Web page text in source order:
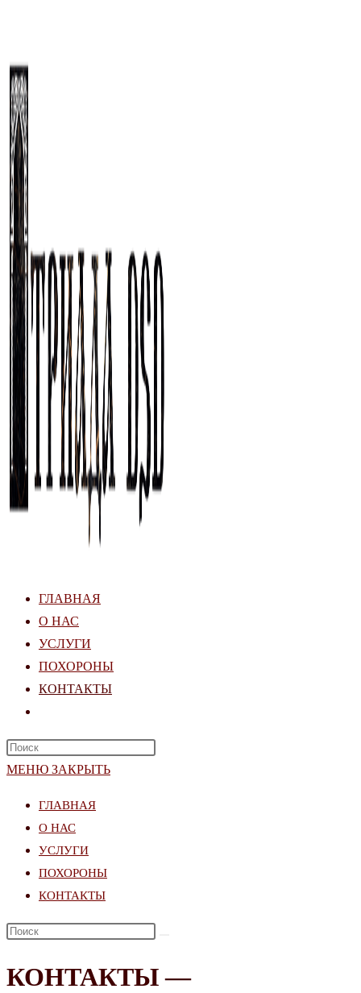
СОДЕРЖИМОМУ
ГЛАВНАЯ
О НАС
УСЛУГИ
ПОХОРОНЫ
КОНТАКТЫ
ПО
ВЕБ-
САЙТУ
МЕНЮ ЗАКРЫТЬ
ГЛАВНАЯ
О НАС
УСЛУГИ
ПОХОРОНЫ
КОНТАКТЫ
ПОИСК
САЙТЕ
КОНТАКТЫ —